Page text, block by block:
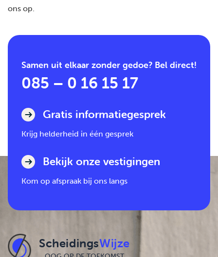
ons op.
Samen uit elkaar zonder gedoe? Bel direct!
085 – 0 16 15 17
Gratis informatiegesprek
Krijg helderheid in één gesprek
Bekijk onze vestigingen
Kom op afspraak bij ons langs
ScheidingsWijze